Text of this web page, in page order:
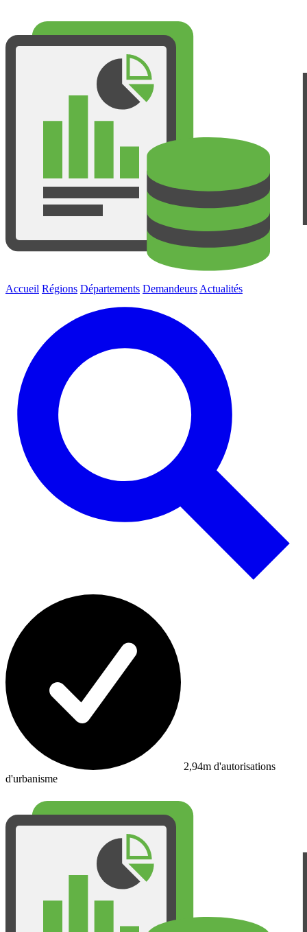
Accueil Régions Départements Demandeurs Actualités
2,94m d'autorisations
d'urbanisme